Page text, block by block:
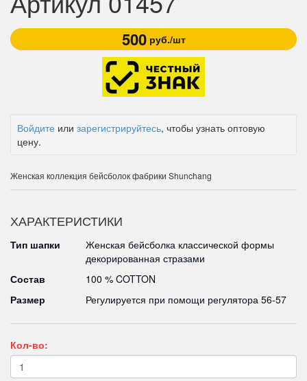
500руб./шт
Войдите или зарегистрируйтесь, чтобы узнать оптовую
цену.
Женская коллекция бейсболок фабрики Shunchang
ХАРАКТЕРИСТИКИ
Тип шапки
Женская бейсболка классической формы
декорированная стразами
Состав
100 % COTTON
Размер
Регулируется при помощи регулятора 56-57
Кол-во: